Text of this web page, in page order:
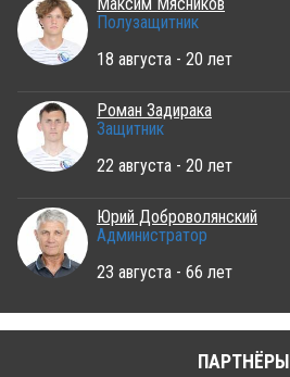
Полузащитник
18 августа - 20 лет
Роман Задирака
Защитник
22 августа - 20 лет
Юрий Доброволянский
Администратор
23 августа - 66 лет
ПАРТНЁРЫ